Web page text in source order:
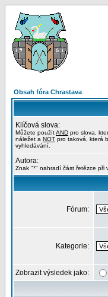
Obsah fóra Chrastava
Klíčová slova:
Můžete použítAND pro slova,
náležet a NOT pro taková, která
vyhledávání.
Autora:
Znak "*" nahradí část řetězce při
Fórum:
Kategorie:
Zobrazit výsledek jako: